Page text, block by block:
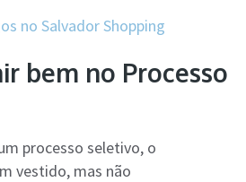
no Salvador Shopping
bem no Processo
processo seletivo, o
vestido, mas não